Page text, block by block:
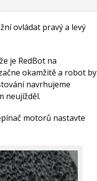
ovládat pravý a levý
je RedBot na
okamžitě a robot by
navrhujeme
neujížděl.
motorů nastavte